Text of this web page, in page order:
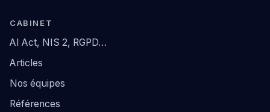
CABINET
AI Act, NIS 2, RGPD…
Articles
Nos équipes
Références